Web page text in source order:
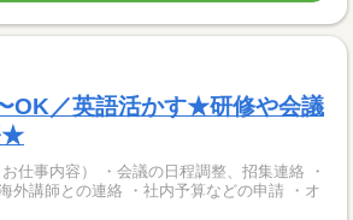
OK／英語活かす★研修や会議
★
外講師との連絡 ・社内予算などの申請 ・オ